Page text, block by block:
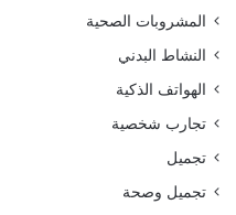
المشروبات الصحية
النشاط البدني
الهواتف الذكية
تجارب شخصية
تجميل
تجميل وصحة